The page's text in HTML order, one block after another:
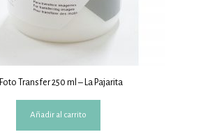
Foto Transfer 250 ml – La Pajarita
Añadir al carrito